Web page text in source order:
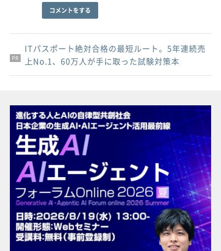
コメントをする
PR
PR
PR
ITパスポート絶対合格の最短ルート。5年連続売
上No.1、60万人が手に取った試験対策本